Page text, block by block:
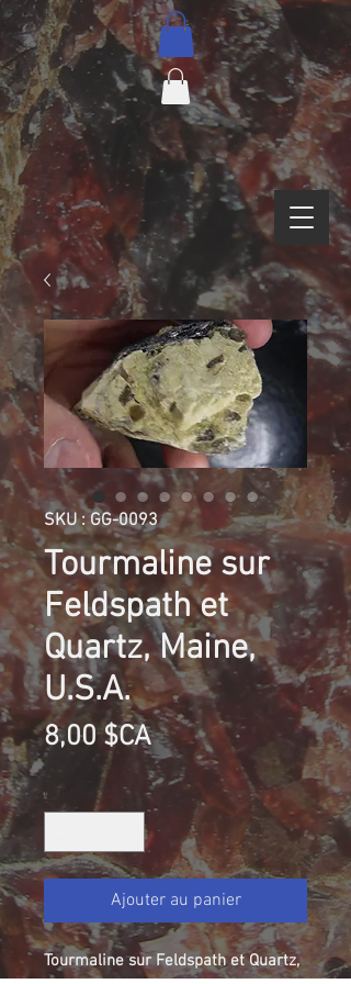
SKU : GG-0093
Tourmaline sur
Feldspath et
Quartz, Maine,
U.S.A.
8,00 $CAPrix
Quantité
Ajouter au panier
Tourmaline sur Feldspath et Quartz,